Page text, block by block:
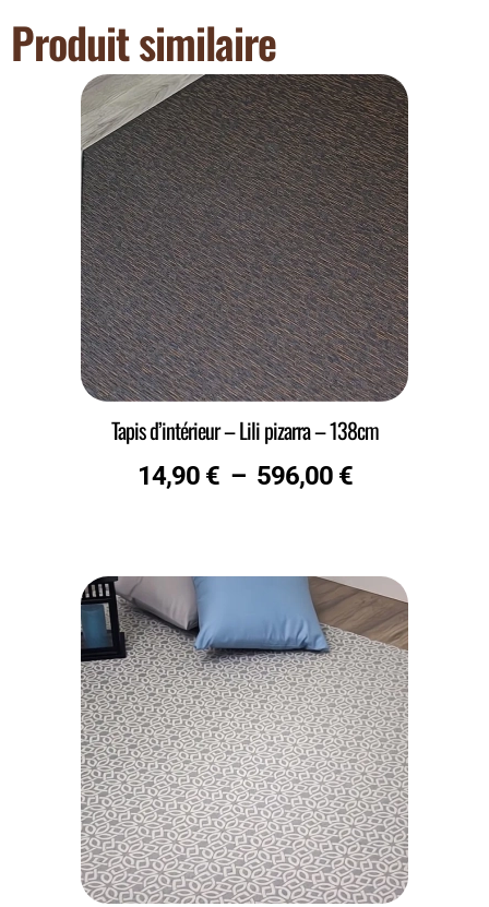
Produit similaire
Tapis d’intérieur – Lili pizarra – 138cm
14,90 € – 596,00 €